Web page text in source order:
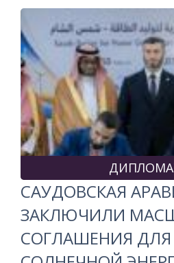
САУДОВСКАЯ
ЗАКЛЮЧИЛИ
СОГЛАШЕНИЯ ДЛЯ